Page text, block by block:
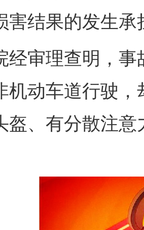
害结果的发生承
理查明，事
机动车道行驶
盔、有分散注